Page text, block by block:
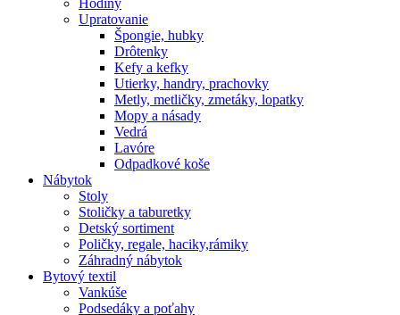
Hodiny
Upratovanie
Špongie, hubky
Drôtenky
Kefy a kefky
Utierky, handry, prachovky
Metly, metličky, zmetáky, lopatky
Mopy a násady
Vedrá
Lavóre
Odpadkové koše
Nábytok
Stoly
Stoličky a taburetky
Detský sortiment
Poličky, regale, haciky,rámiky
Záhradný nábytok
Bytový textil
Vankúše
Podsedáky a poťahy